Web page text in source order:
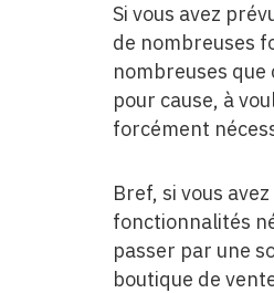
Si vous avez
de nombreuses
nombreuses
pour cause, à
forcément
Bref, si vous
fonctionnalités
passer par une
boutique de